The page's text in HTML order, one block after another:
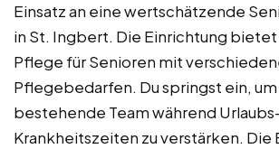
Einsatz an eine wertschätzende
in St. Ingbert. Die Einrichtung
Pflege für Senioren mit
Pflegebedarfen. Du springst ein, um
bestehende Team während
Krankheitszeiten zu verstärken. Die